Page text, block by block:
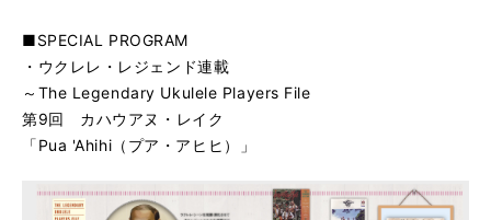
■SPECIAL PROGRAM
・ウクレレ・レジェンド連載
～The Legendary Ukulele Players File
第9回 カハウアヌ・レイク
「Pua 'Ahihi（プア・アヒヒ）」